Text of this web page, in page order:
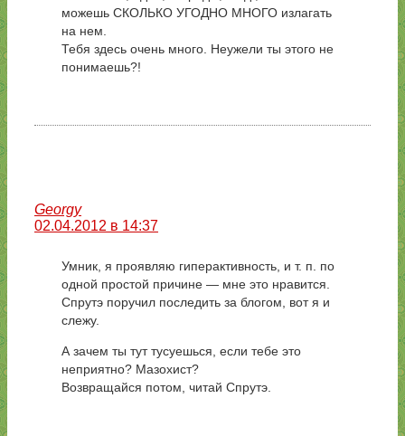
можешь СКОЛЬКО УГОДНО МНОГО излагать
на нем.
Тебя здесь очень много. Неужели ты этого не
понимаешь?!
Georgy
02.04.2012 в 14:37
Умник, я проявляю гиперактивность, и т. п. по
одной простой причине — мне это нравится.
Спрутэ поручил последить за блогом, вот я и
слежу.
А зачем ты тут тусуешься, если тебе это
неприятно? Мазохист?
Возвращайся потом, читай Спрутэ.